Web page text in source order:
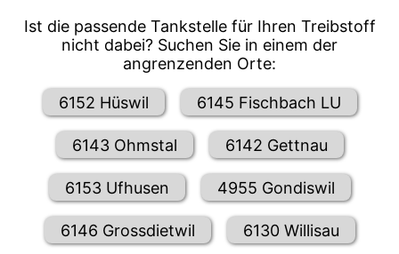
Ist die passende Tankstelle für Ihren Treibstoff
nicht dabei? Suchen Sie in einem der
angrenzenden Orte:
6152 Hüswil 6145 Fischbach LU
6143 Ohmstal 6142 Gettnau
6153 Ufhusen 4955 Gondiswil
6146 Grossdietwil 6130 Willisau